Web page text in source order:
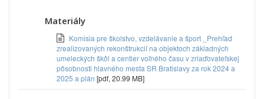
Materiály
Komisia pre školstvo, vzdelávanie a šport _Prehľad
zrealizovaných rekonštrukcií na objektoch základných
umeleckých škôl a centier voľného času v zriaďovateľskej
pôsobnosti hlavného mesta SR Bratislavy za rok 2024 a
2025 a plán [pdf, 20.99 MB]